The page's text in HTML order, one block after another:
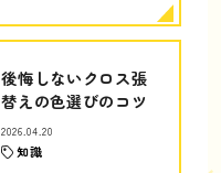
後悔しないクロス張
替えの色選びのコツ
2026.04.20
知識